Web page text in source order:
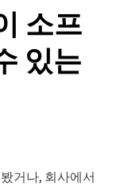
소프
있는
거나, 회사에서